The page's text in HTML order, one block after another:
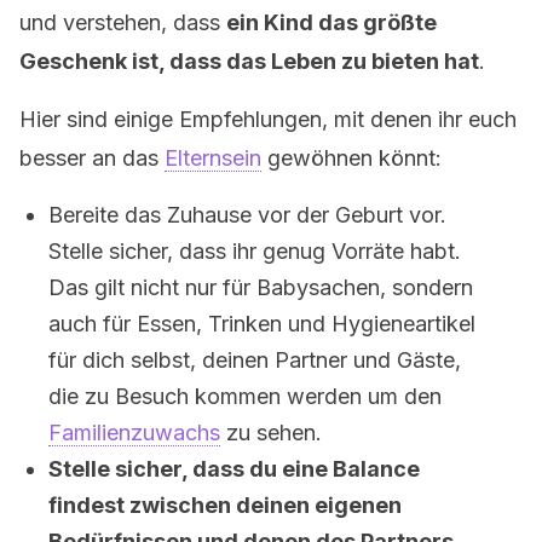
und verstehen, dass ein Kind das größte
Geschenk ist, dass das Leben zu bieten hat.
Hier sind einige Empfehlungen, mit denen ihr euch
besser an das Elternsein gewöhnen könnt:
Bereite das Zuhause vor der Geburt vor.
Stelle sicher, dass ihr genug Vorräte habt.
Das gilt nicht nur für Babysachen, sondern
auch für Essen, Trinken und Hygieneartikel
für dich selbst, deinen Partner und Gäste,
die zu Besuch kommen werden um den
Familienzuwachs zu sehen.
Stelle sicher, dass du eine Balance
findest zwischen deinen eigenen